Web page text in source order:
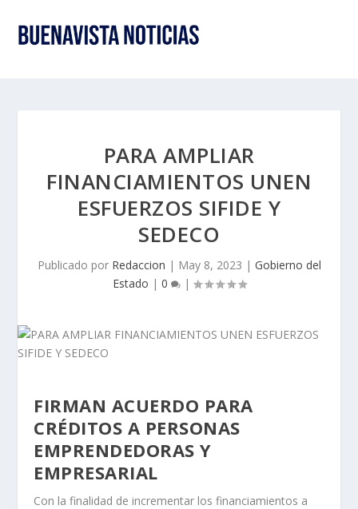
PARA AMPLIAR
FINANCIAMIENTOS UNEN
ESFUERZOS SIFIDE Y
SEDECO
Publicado por Redaccion | May 8, 2023 | Gobierno del
Estado | 0 |
FIRMAN ACUERDO PARA
CRÉDITOS A PERSONAS
EMPRENDEDORAS Y
EMPRESARIAL
Con la finalidad de incrementar los financiamientos a